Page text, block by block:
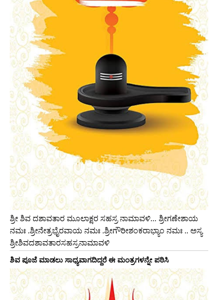
ಶ್ರೀ ಶಿವ ದಶಾವತಾರ ಮೂಲಾಕ್ಷರ ಸಹಸ್ರ ನಾಮಾವಳಿ… ಶ್ರೀಗಣೇಶಾಯ
ನಮಃ .ಶ್ರೀನೇತ್ರಭೈರವಾಯ ನಮಃ .ಶ್ರೀಗೌರೀಶಂಕರಾಭ್ಯಾಂ ನಮಃ .. ಅಸ್ಯ
ಶ್ರೀಶಿವದಶಾವತಾರಸಹಸ್ರನಾಮಾವಳಿ
ಶಿವ ಪೂಜೆ ಮಾಡಲು ಸಾಧ್ಯವಾಗದಿದ್ದರೆ ಈ ಮಂತ್ರಗಳನ್ನೇ ಪಠಿಸಿ